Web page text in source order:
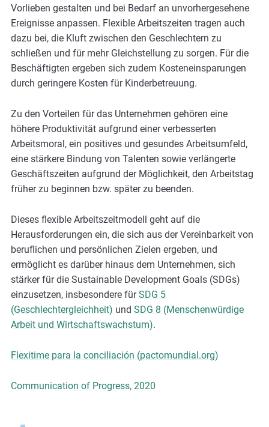
r
e
Vorlieben gestalten und bei Bedarf an unvorhergesehene
Ereignisse anpassen. Flexible Arbeitszeiten tragen auch
dazu bei, die Kluft zwischen den Geschlechtern zu
schließen und für mehr Gleichstellung zu sorgen. Für die
Beschäftigten ergeben sich zudem Kosteneinsparungen
durch geringere Kosten für Kinderbetreuung.
Zu den Vorteilen für das Unternehmen gehören eine
höhere Produktivität aufgrund einer verbesserten
Arbeitsmoral, ein positives und gesundes Arbeitsumfeld,
eine stärkere Bindung von Talenten sowie verlängerte
Geschäftszeiten aufgrund der Möglichkeit, den Arbeitstag
früher zu beginnen bzw. später zu beenden.
Dieses flexible Arbeitszeitmodell geht auf die
Herausforderungen ein, die sich aus der Vereinbarkeit von
beruflichen und persönlichen Zielen ergeben, und
ermöglicht es darüber hinaus dem Unternehmen, sich
stärker für die Sustainable Development Goals (SDGs)
einzusetzen, insbesondere fürSDG 5
(Geschlechtergleichheit) und SDG 8 (Menschenwürdige
Arbeit und Wirtschaftswachstum).
Flexitime para la conciliación (pactomundial.org)
Communication of Progress, 2020